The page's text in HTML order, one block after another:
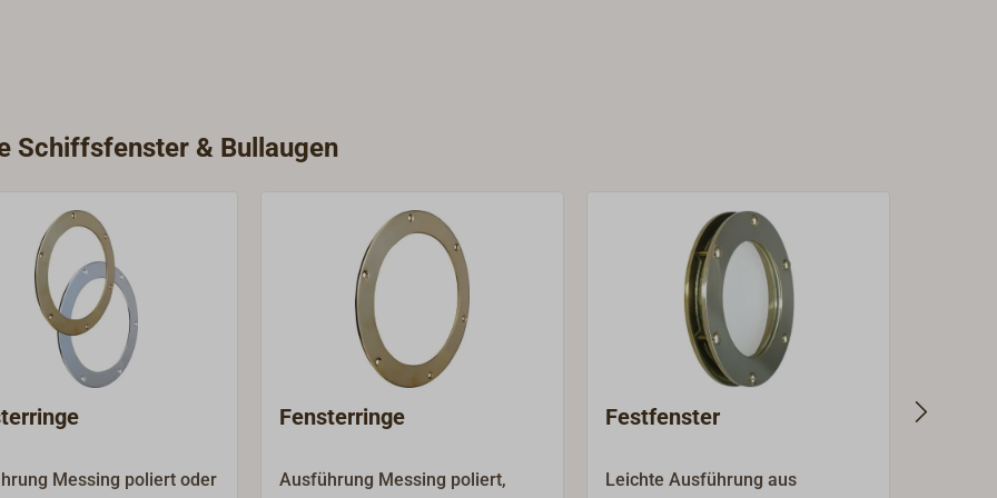
Schiffsfenster & Bullaugen
Messing poliert oder
Fensterringe
Ausführung Messing poliert,
Festfenster
Leichte Ausführung aus